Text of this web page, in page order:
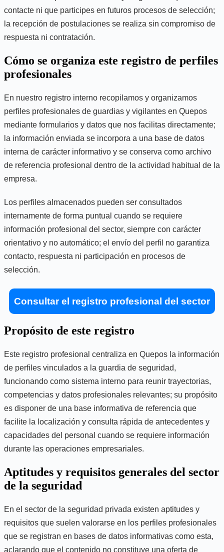
contacte ni que participes en futuros procesos de selección;
la recepción de postulaciones se realiza sin compromiso de
respuesta ni contratación.
Cómo se organiza este registro de perfiles
profesionales
En nuestro registro interno recopilamos y organizamos
perfiles profesionales de guardias y vigilantes en Quepos
mediante formularios y datos que nos facilitas directamente;
la información enviada se incorpora a una base de datos
interna de carácter informativo y se conserva como archivo
de referencia profesional dentro de la actividad habitual de la
empresa.
Los perfiles almacenados pueden ser consultados
internamente de forma puntual cuando se requiere
información profesional del sector, siempre con carácter
orientativo y no automático; el envío del perfil no garantiza
contacto, respuesta ni participación en procesos de
selección.
Consultar el registro profesional del sector
Propósito de este registro
Este registro profesional centraliza en Quepos la información
de perfiles vinculados a la guardia de seguridad,
funcionando como sistema interno para reunir trayectorias,
competencias y datos profesionales relevantes; su propósito
es disponer de una base informativa de referencia que
facilite la localización y consulta rápida de antecedentes y
capacidades del personal cuando se requiere información
durante las operaciones empresariales.
Aptitudes y requisitos generales del sector
de la seguridad
En el sector de la seguridad privada existen aptitudes y
requisitos que suelen valorarse en los perfiles profesionales
que se registran en bases de datos informativas como esta,
aclarando que el contenido no constituye una oferta de